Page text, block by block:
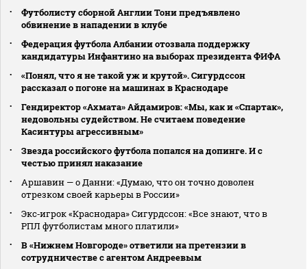
Футболисту сборной Англии Тони предъявлено
обвинение в нападении в клубе
Федерация футбола Албании отозвала поддержку
кандидатуры Инфантино на выборах президента ФИФА
«Понял, что я не такой уж и крутой». Сигурдссон
рассказал о погоне на машинах в Краснодаре
Гендиректор «Ахмата» Айдамиров: «Мы, как и «Спартак»,
недовольны судейством. Не считаем поведение
Касинтуры агрессивным»
Звезда российского футбола попался на допинге. И с
честью принял наказание
Аршавин — о Данни: «Думаю, что он точно доволен
отрезком своей карьеры в России»
Экс‑игрок «Краснодара» Сигурдссон: «Все знают, что в
РПЛ футболистам много платили»
В «Нижнем Новгороде» ответили на претензии в
сотрудничестве с агентом Андреевым